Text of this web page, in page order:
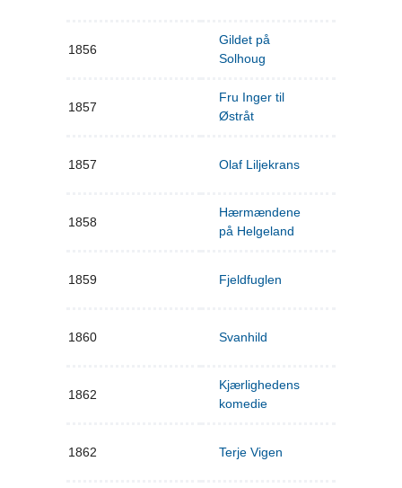
1856
Gildet på
Solhoug
1857
Fru Inger til
Østråt
1857 Olaf Liljekrans
1858
Hærmændene
på Helgeland
1859 Fjeldfuglen
1860 Svanhild
1862
Kjærlighedens
komedie
1862 Terje Vigen